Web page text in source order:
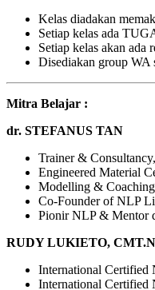
Kelas diadakan
Setiap kelas ada
Setiap kelas akan
Disediakan group WA
Mitra Belajar :
dr. STEFANUS TAN
Trainer &
Engineered Material
Modelling &
Co-Founder of NLP
Pionir NLP & Mentor
RUDY LUKIETO,
International Certified
International Certified